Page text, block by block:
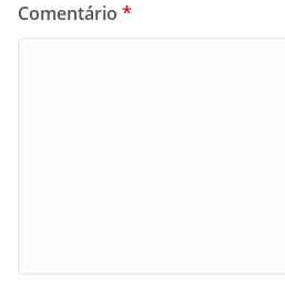
Comentário *